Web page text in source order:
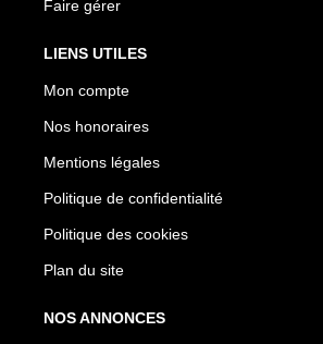
Faire gérer
LIENS UTILES
Mon compte
Nos honoraires
Mentions légales
Politique de confidentialité
Politique des cookies
Plan du site
NOS ANNONCES